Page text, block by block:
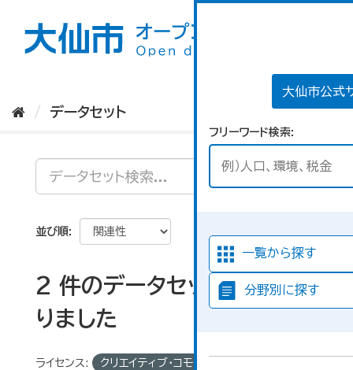
大仙市公式
フリーワード検索
一覧から探す
分野別に探す
データセット
並び順
2 件のデータセットが見つか
りました
ライセンス: クリエイティブ・コモンズ 表示